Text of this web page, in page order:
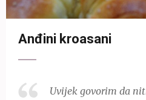
Anđini kroasani
Uvijek govorim da